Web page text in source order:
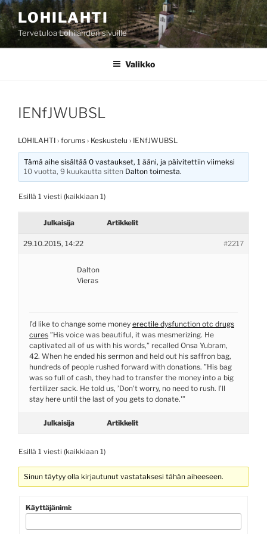
Siirry
sisältöönLOHILAHTI
Tervetuloa Lohilahden sivuille
Valikko
IENfJWUBSL
LOHILAHTI › forums › Keskustelu › IENfJWUBSL
Tämä aihe sisältää 0 vastaukset, 1 ääni, ja päivitettiin viimeksi
10 vuotta, 9 kuukautta sitten Dalton toimesta.
Esillä 1 viesti (kaikkiaan 1)
Julkaisija Artikkelit
29.10.2015, 14:22 #2217
Dalton
Vieras
I’d like to change some money erectile dysfunction otc drugs
cures ”His voice was beautiful, it was mesmerizing. He
captivated all of us with his words,” recalled Onsa Yubram,
42. When he ended his sermon and held out his saffron bag,
hundreds of people rushed forward with donations. ”His bag
was so full of cash, they had to transfer the money into a big
fertilizer sack. He told us, ’Don’t worry, no need to rush. I’ll
stay here until the last of you gets to donate.'”
Julkaisija Artikkelit
Esillä 1 viesti (kaikkiaan 1)
Sinun täytyy olla kirjautunut vastataksesi tähän aiheeseen.
Käyttäjänimi: